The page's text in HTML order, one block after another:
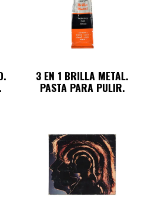
3 EN 1 BRILLA METAL.
PASTA PARA PULIR.